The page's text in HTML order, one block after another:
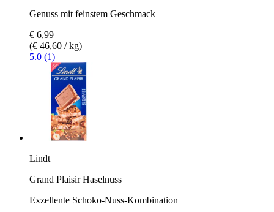
Genuss mit feinstem Geschmack
€ 6,99
(€ 46,60 / kg)
5.0 (1)
Lindt
Grand Plaisir Haselnuss
Exzellente Schoko-Nuss-Kombination